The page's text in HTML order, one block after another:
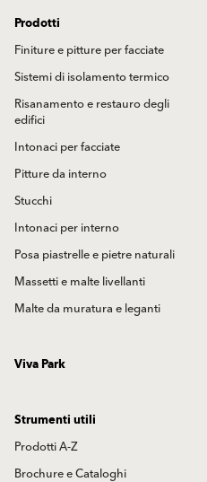
Prodotti
Finiture e pitture per facciate
Sistemi di isolamento termico
Risanamento e restauro degli
edifici
Intonaci per facciate
Pitture da interno
Stucchi
Intonaci per interno
Posa piastrelle e pietre naturali
Massetti e malte livellanti
Malte da muratura e leganti
Viva Park
Strumenti utili
Prodotti A-Z
Brochure e Cataloghi